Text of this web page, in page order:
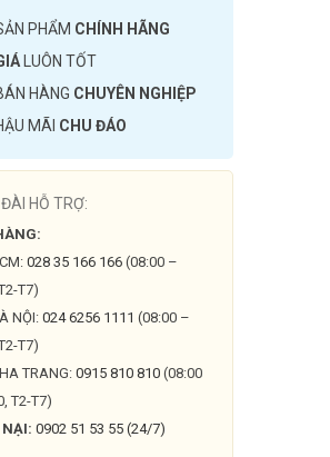
PHẨM CHÍNH HÃNG
LUÔN TỐT
HÀNG CHUYÊN NGHIỆP
MÃI CHU ĐÁO
HỖ TRỢ:
028 35 166 166 (08:00 –
T7)
NỘI:024 6256 1111 (08:00 –
T7)
TRANG: 0915 810 810 (08:00
T2-T7)
NẠI: 0902 51 53 55 (24/7)